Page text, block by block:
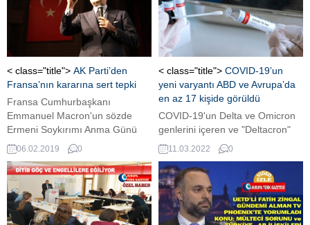
< class="title"> AK Parti’den
Fransa’nın kararına sert tepki
Fransa Cumhurbaşkanı
Emmanuel Macron'un sözde
Ermeni Soykırımı Anma Günü
ilanına AK Parti'den tepki geldi.
AK Parti Sözcüsü Ömer Çelik,
Fransa'yı kendi tarihiyle
yüzleşmeye çağırdı.
06.02.2019 0
< class="title"> COVID-19’un
yeni varyantı ABD ve Avrupa’da
en az 17 kişide görüldü
COVID-19'un Delta ve Omicron
genlerini içeren ve "Deltacron"
adı verilen yeni varyantı ABD ve
Avrupa'da en az 17 kişide
görüldü. ...
11.03.2022 0